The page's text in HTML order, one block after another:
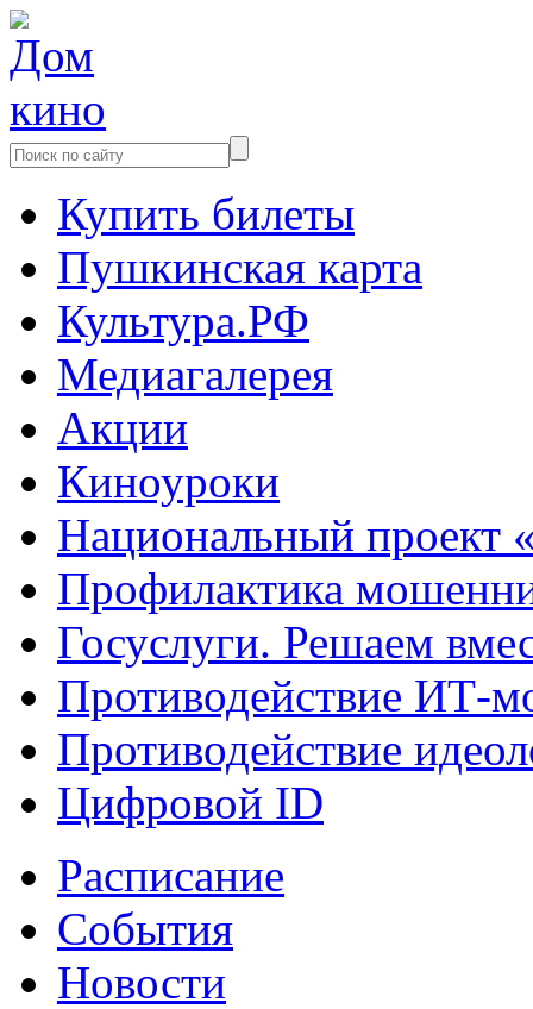
Купить билеты
Пушкинская карта
Культура.РФ
Медиагалерея
Акции
Киноуроки
Национальный проект
Профилактика
Госуслуги. Решаем
Противодействие ИТ-
Противодействие
Цифровой ID
Расписание
События
Новости